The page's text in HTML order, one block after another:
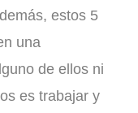
estos 5
una
de ellos ni
es trabajar y